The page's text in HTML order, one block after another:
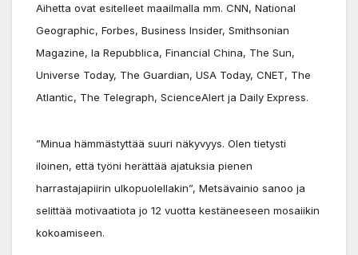
Aihetta ovat esitelleet maailmalla mm. CNN, National
Geographic, Forbes, Business Insider, Smithsonian
Magazine, la Repubblica, Financial China, The Sun,
Universe Today, The Guardian, USA Today, CNET, The
Atlantic, The Telegraph, ScienceAlert ja Daily Express.
”Minua hämmästyttää suuri näkyvyys. Olen tietysti
iloinen, että työni herättää ajatuksia pienen
harrastajapiirin ulkopuolellakin”, Metsävainio sanoo ja
selittää motivaatiota jo 12 vuotta kestäneeseen mosaiikin
kokoamiseen.